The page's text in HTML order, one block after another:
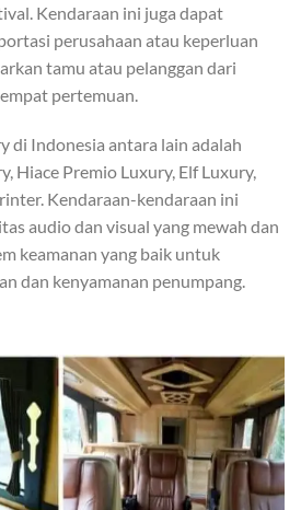
Kendaraan ini juga dapat
perusahaan atau keperluan
tamu atau pelanggan dari
pertemuan.
di Indonesia antara lain adalah
Hiace Premio Luxury, Elf Luxury,
Kendaraan-kendaraan ini
audio dan visual yang mewah dan
keamanan yang baik untuk
dan kenyamanan penumpang.